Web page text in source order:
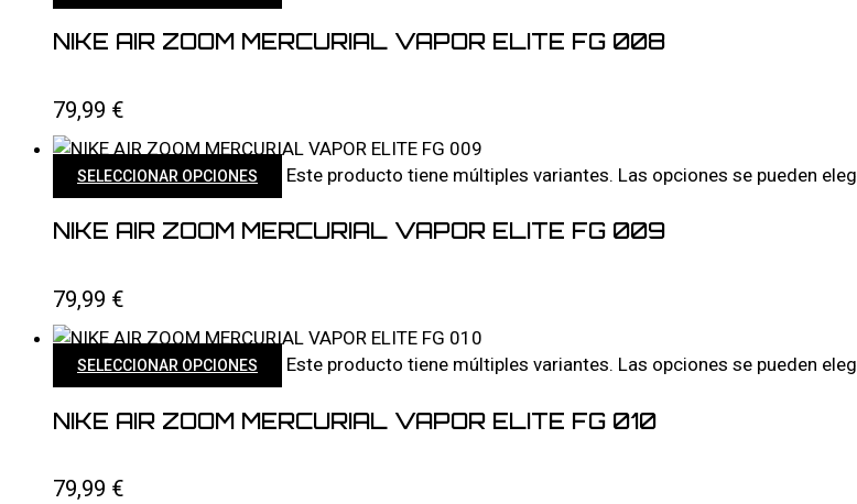
NIKE AIR ZOOM MERCURIAL VAPOR ELITE FG 008
79,99 €
SELECCIONAR OPCIONES Este producto tiene múltiples variantes. Las opciones se pueden
NIKE AIR ZOOM MERCURIAL VAPOR ELITE FG 009
79,99 €
SELECCIONAR OPCIONES Este producto tiene múltiples variantes. Las opciones se pueden
NIKE AIR ZOOM MERCURIAL VAPOR ELITE FG 010
79,99 €